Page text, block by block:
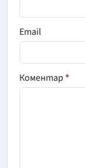
Email
Коментар*